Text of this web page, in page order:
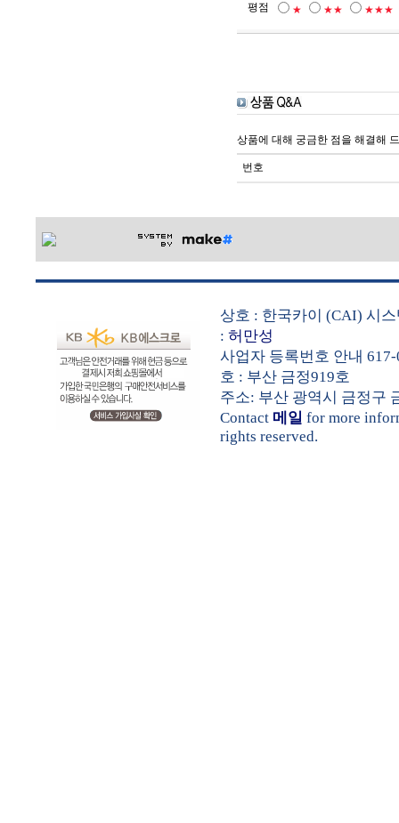
평점 ★ ★★ ★★★
상품에 대해 궁금한 점을 해결해
번호
상호 : 한국카이 (CAI) 시
: 허만성
사업자 등록번호 안내
호 : 부산 금정919호
주소: 부산 광역시 금정구
Contact 메일 for more
rights reserved.